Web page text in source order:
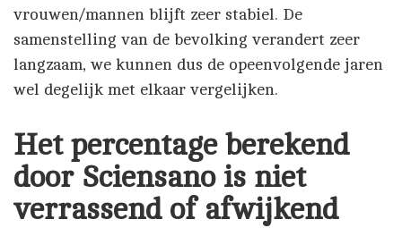
vrouwen/mannen blijft zeer stabiel. De
samenstelling van de bevolking verandert zeer
langzaam, we kunnen dus de opeenvolgende jaren
wel degelijk met elkaar vergelijken.
Het percentage berekend
door Sciensano is niet
verrassend of afwijkend